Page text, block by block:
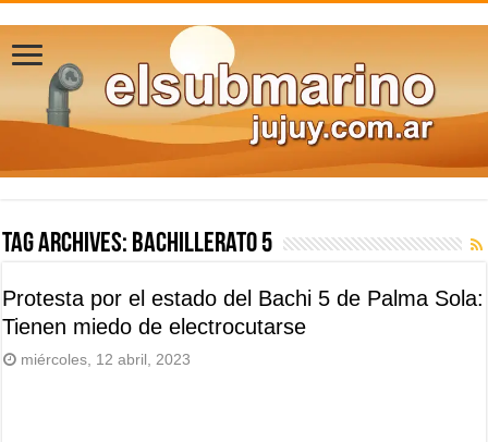
Tag Archives: Bachillerato 5
Protesta por el estado del Bachi 5 de Palma Sola:
Tienen miedo de electrocutarse
miércoles, 12 abril, 2023